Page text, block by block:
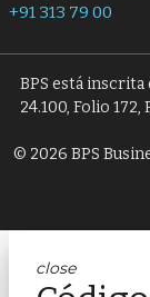
+91 313 79 00
BPS está
24.100, Folio
© 2026 BPS
close